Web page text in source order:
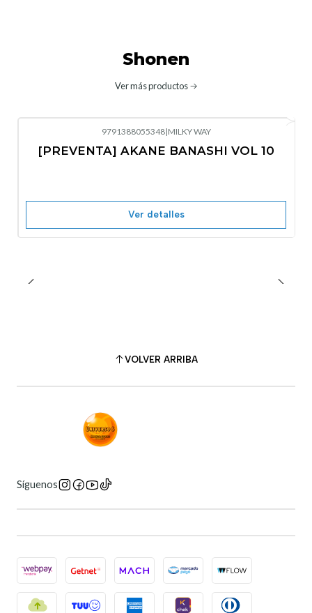
Shonen
Ver más productos
No disponible
9791388055348|MILKY WAY
[PREVENTA] AKANE BANASHI VOL 10
Ver detalles
VOLVER ARRIBA
Síguenos